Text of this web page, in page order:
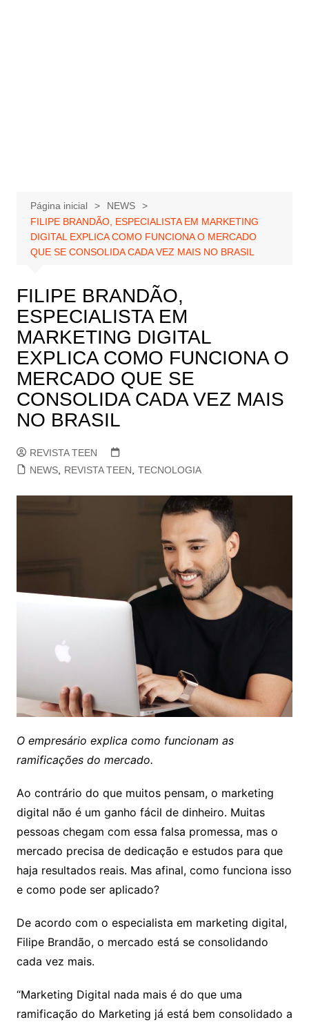
Página inicial
NEWS
FILIPE BRANDÃO, ESPECIALISTA EM MARKETING
DIGITAL EXPLICA COMO FUNCIONA O MERCADO
QUE SE CONSOLIDA CADA VEZ MAIS NO BRASIL
FILIPE BRANDÃO,
ESPECIALISTA EM
MARKETING DIGITAL
EXPLICA COMO FUNCIONA O
MERCADO QUE SE
CONSOLIDA CADA VEZ MAIS
NO BRASIL
REVISTA TEEN
NEWS, REVISTA TEEN TECNOLOGIA
O empresário explica como funcionam as
ramificações do mercado.
Ao contrário do que muitos pensam, o marketing
digital não é um ganho fácil de dinheiro. Muitas
pessoas chegam com essa falsa promessa, mas o
mercado precisa de dedicação e estudos para que
haja resultados reais. Mas afinal, como funciona isso
e como pode ser aplicado?
De acordo com o especialista em marketing digital,
Filipe Brandão, o mercado está se consolidando
cada vez mais.
“Marketing Digital nada mais é do que uma
ramificação do Marketing já está bem consolidado a